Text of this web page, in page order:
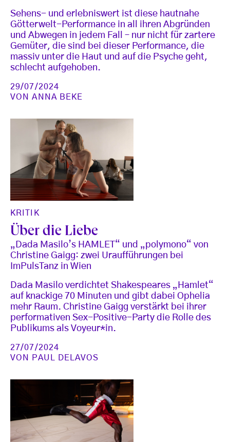
Sehens- und erlebniswert ist diese hautnahe
Götterwelt-Performance in all ihren Abgründen
und Abwegen in jedem Fall – nur nicht für zartere
Gemüter, die sind bei dieser Performance, die
massiv unter die Haut und auf die Psyche geht,
schlecht aufgehoben.
29/07/2024
VONANNA BEKE
KRITIK
Über die Liebe
„Dada Masilo’s HAMLET“ und „polymono“ von
Christine Gaigg: zwei Uraufführungen bei
ImPulsTanz in Wien
Dada Masilo verdichtet Shakespeares „Hamlet“
auf knackige 70 Minuten und gibt dabei Ophelia
mehr Raum. Christine Gaigg verstärkt bei ihrer
performativen Sex-Positive-Party die Rolle des
Publikums als Voyeur*in.
27/07/2024
VON
PAUL DELAVOS